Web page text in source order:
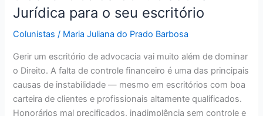
Jurídica para o seu escritório
Colunistas / Maria Juliana do Prado Barbosa
Gerir um escritório de advocacia vai muito além de dominar
o Direito. A falta de controle financeiro é uma das principais
causas de instabilidade — mesmo em escritórios com boa
carteira de clientes e profissionais altamente qualificados.
Honorários mal precificados, inadimplência sem controle e